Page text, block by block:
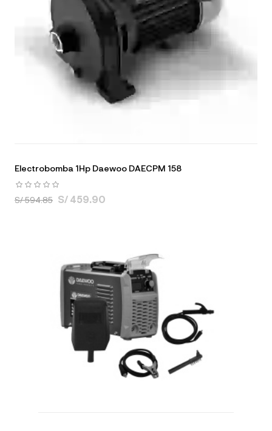
Electrobomba 1Hp Daewoo DAECPM 158
S/ 594.85 S/ 459.90